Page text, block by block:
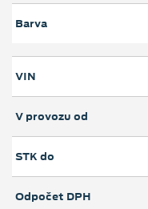
Barva
VIN
V provozu od
STK do
Odpočet DPH